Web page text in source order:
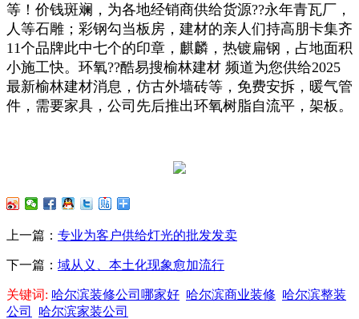
等！价钱斑斓，为各地经销商供给货源??永年青瓦厂，
人等石雕；彩钢勾当板房，建材的亲人们持高朋卡集齐
11个品牌此中七个的印章，麒麟，热镀扁钢，占地面积
小施工快。环氧??酷易搜榆林建材 频道为您供给2025
最新榆林建材消息，仿古外墙砖等，免费安拆，暖气管
件，需要家具，公司先后推出环氧树脂自流平，架板。
上一篇： 专业为客户供给灯光的批发发卖
下一篇： 域从义、本土化现象愈加流行
关键词: 哈尔滨装修公司哪家好 哈尔滨商业装修 哈尔滨整装
公司
哈尔滨家装公司